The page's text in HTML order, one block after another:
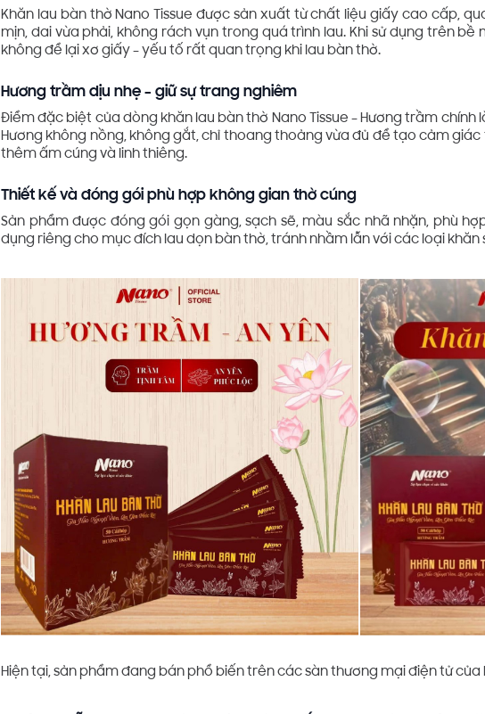
Khăn lau bàn thờ Nano Tissue được sản xuất từ chất liệu giấy cao cấp,
mịn, dai vừa phải, không rách vụn trong quá trình lau. Khi sử dụng trên bề
không để lại xơ giấy – yếu tố rất quan trọng khi lau bàn thờ.
Hương trầm dịu nhẹ – giữ sự trang nghiêm
Điểm đặc biệt của dòng khăn lau bàn thờ Nano Tissue – Hương trầm chính
Hương không nồng, không gắt, chỉ thoang thoảng vừa đủ để tạo cảm
thêm ấm cúng và linh thiêng.
Thiết kế và đóng gói phù hợp không gian thờ cúng
Sản phẩm được đóng gói gọn gàng, sạch sẽ, màu sắc nhã nhặn, phù
dụng riêng cho mục đích lau dọn bàn thờ, tránh nhầm lẫn với các loại khăn
Hiện tại, sản phẩm đang bán phổ biến trên các sàn thương mại điện tử của